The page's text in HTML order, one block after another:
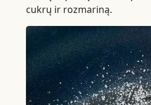
cukrų ir rozmariną.